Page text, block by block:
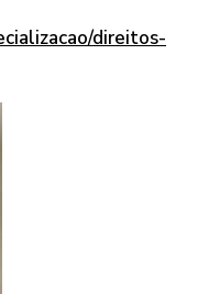
direitos-